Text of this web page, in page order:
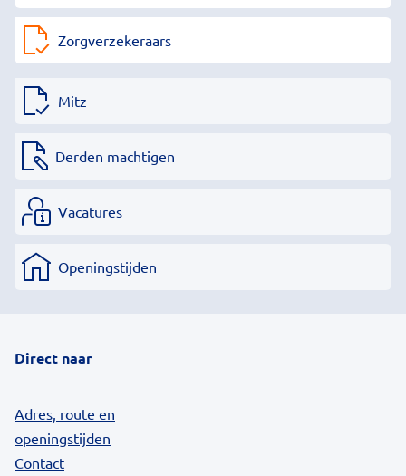
Zorgverzekeraars
Mitz
Derden machtigen
Vacatures
Openingstijden
Direct naar
Adres, route en
openingstijden
Contact